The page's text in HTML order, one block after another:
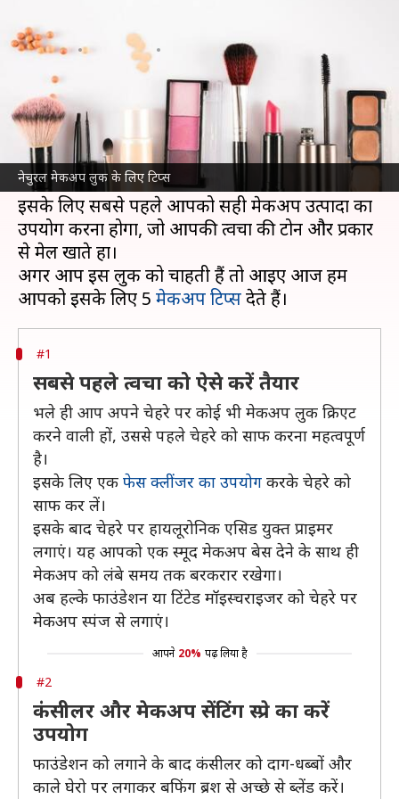
नेचुरल मेकअप लुक के लिए टिप्स
लेखन अंजली Apr 06, 2023
क्या है खबर?
नेचुरल मेकअप या नो मेकअप लुक मुश्किल हो सकता है।
इसमें चेहरे को ज्यादा मेकअप से न ढकना और खामियों
को छिपाना होता है।
इसके लिए सबसे पहले आपको सही मेकअप उत्पादों का
उपयोग करना होगा, जो आपकी त्वचा की टोन और प्रकार
से मेल खाते हों।
अगर आप इस लुक को चाहती हैं तो आइए आज हम
आपको इसके लिए 5 मेकअप टिप्स
#1
सबसे पहले त्वचा को ऐसे करें तैयार
भले ही आप अपने चेहरे पर कोई भी मेकअप लुक क्रिएट
करने वाली हों, उससे पहले चेहरे को साफ करना महत्वपूर्ण
है।
इसके लिए एक फेस क्लींजर का उपयोग करके चेहरे को
साफ कर लें।
इसके बाद चेहरे पर हायलूरोनिक एसिड युक्त प्राइमर
लगाएं। यह आपको एक स्मूद मेकअप बेस देने के साथ ही
मेकअप को लंबे समय तक बरकरार रखेगा।
अब हल्के फाउंडेशन या टिंटेड मॉइस्चराइजर को चेहरे पर
मेकअप स्पंज से लगाएं।
आपने 20% पढ़ लिया है
#2
कंसीलर और मेकअप सेंटिंग स्प्रे का करें
उपयोग
फाउंडेशन को लगाने के बाद कंसीलर को दाग-धब्बों और
काले घेरो पर लगाकर बफिंग ब्रश से अच्छे से ब्लेंड करें।